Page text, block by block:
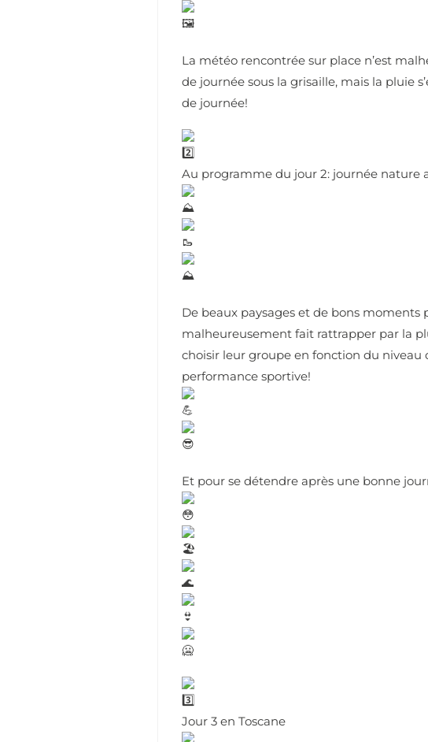
La météo rencontrée sur place n’est
de journée sous la grisaille, mais la pluie
de journée!
Au programme du jour 2: journée nature
De beaux paysages et de bons moments
malheureusement fait rattrapper par la
choisir leur groupe en fonction du niveau
performance sportive!
Et pour se détendre après une bonne
Jour 3 en Toscane